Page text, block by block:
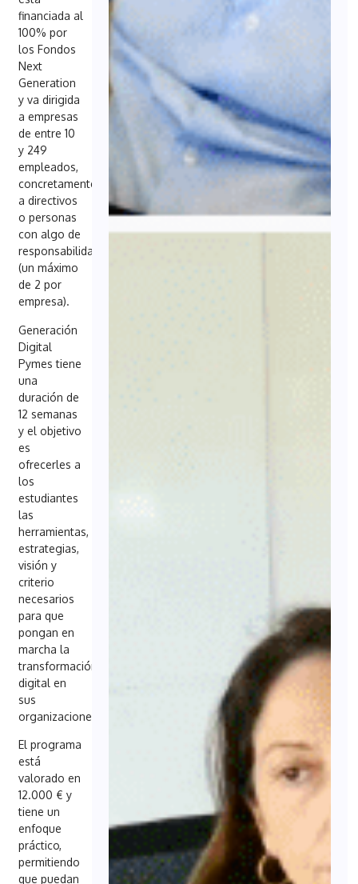
financiada al
100% por
los Fondos
Next
Generation
y va dirigida
a empresas
de entre 10
y 249
empleados,
concretamente
a directivos
o personas
con algo de
responsabilidad
(un máximo
de 2 por
empresa).
Generación
Digital
Pymes tiene
una
duración de
12 semanas
y el objetivo
es
ofrecerles a
los
estudiantes
las
herramientas,
estrategias,
visión y
criterio
necesarios
para que
pongan en
marcha la
transformación
digital en
sus
organizaciones.
El programa
está
valorado en
12.000 € y
tiene un
enfoque
práctico,
permitiendo
que puedan